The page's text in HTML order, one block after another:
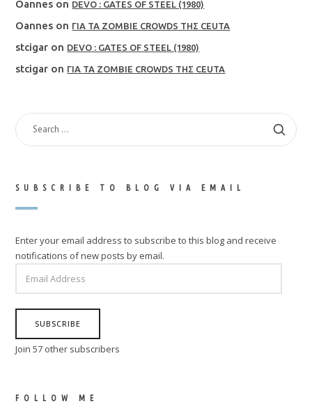
Oannes on DEVO : GATES OF STEEL (1980)
Oannes on ΓΙΑ ΤΑ ZOMBIE CROWDS ΤΗΣ CEUTA
stcigar on DEVO : GATES OF STEEL (1980)
stcigar on ΓΙΑ ΤΑ ZOMBIE CROWDS ΤΗΣ CEUTA
SEARCH
FOR:
SUBSCRIBE TO BLOG VIA EMAIL
Enter your email address to subscribe to this blog and receive
notifications of new posts by email.
ADDRESS
SUBSCRIBE
Join 57 other subscribers
FOLLOW ME